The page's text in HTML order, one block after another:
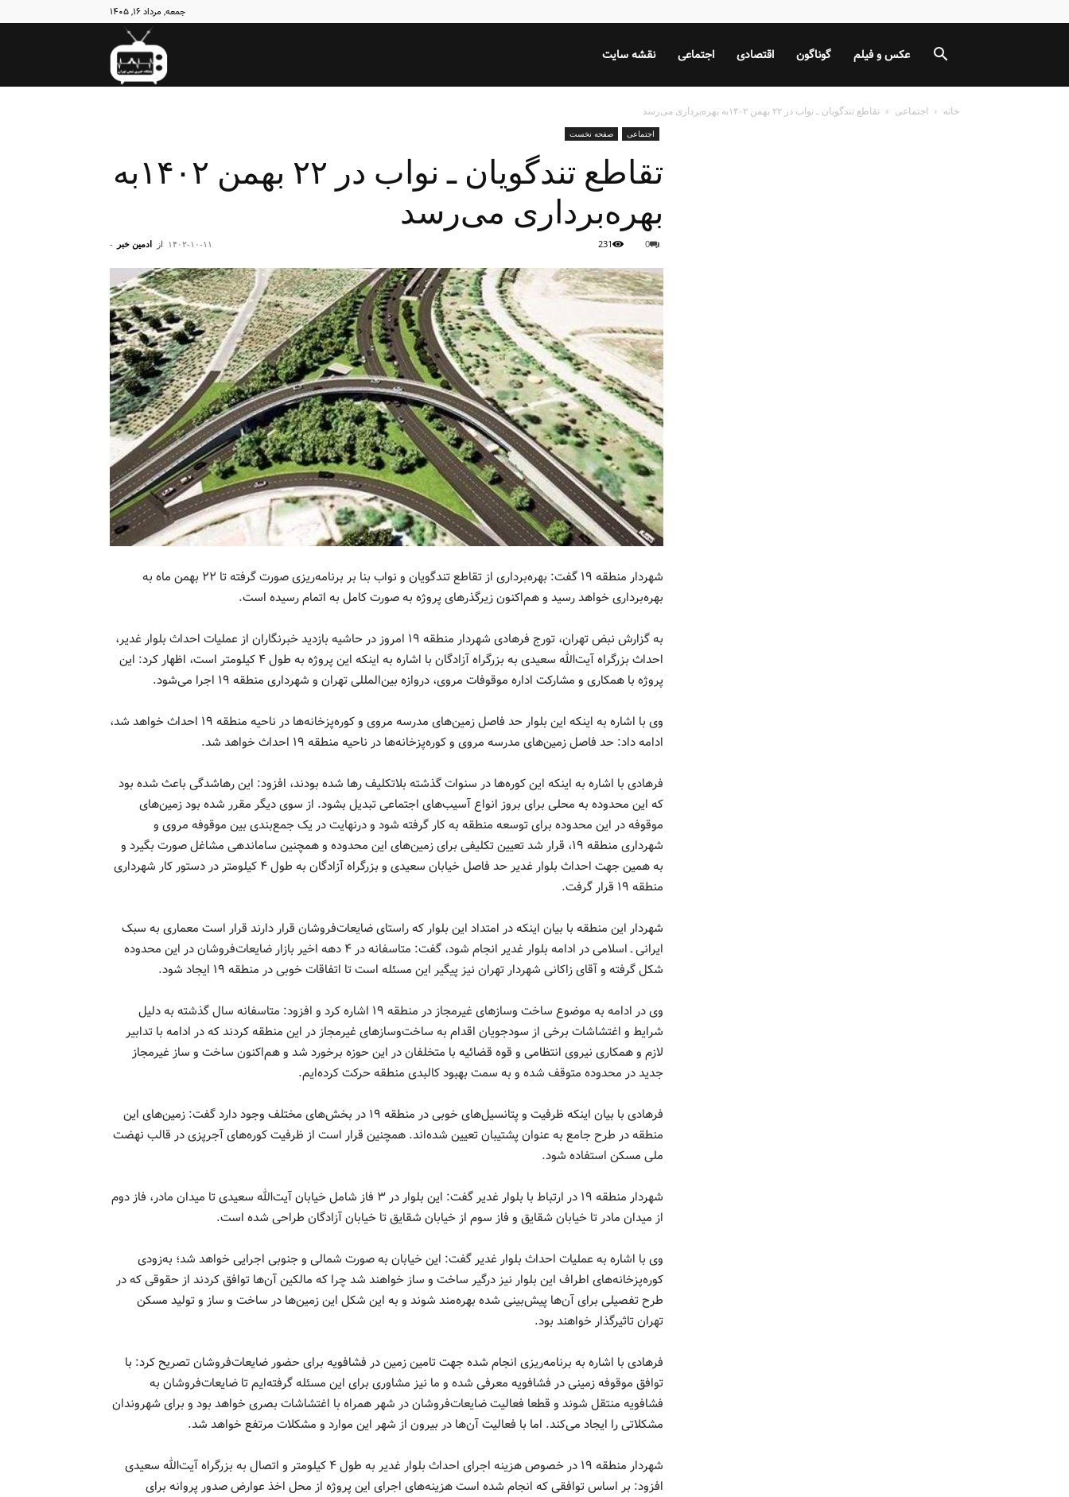
جمعه, مرداد ۱۶, ۱۴۰۵
نبض نقشه سایت اجتماعی اقتصادی گوناگون عکس و فیلم
خانه اجتماعی تقاطع تندگویان ـ نواب در ۲۲ بهمن ۱۴۰۲به بهره‌برداری می‌رسد
اجتماعی صفحه نخست
تقاطع تندگویان ـ نواب در ۲۲ بهمن ۱۴۰۲به
بهره‌برداری می‌رسد
از ادمین خبر - ۱۴۰۲-۱۰-۱۱ 0
231
شهردار منطقه ۱۹ گفت: بهره‌برداری از تقاطع تندگویان و نواب بنا بر برنامه‌ریزی صورت گرفته تا ۲۲ بهمن ماه به
بهره‌برداری خواهد رسید و هم‌اکنون زیرگذر‌های پروژه به صورت کامل به اتمام رسیده است.
به گزارش نبض تهران، تورج فرهادی شهردار منطقه ۱۹ امروز در حاشیه بازدید خبرنگاران از عملیات احداث بلوار غدیر،
احداث بزرگراه آیت‌الله سعیدی به بزرگراه آزادگان با اشاره به اینکه این پروژه به طول ۴ کیلومتر است، اظهار کرد: این
پروژه با همکاری و مشارکت اداره موقوفات مروی، دروازه بین‌المللی تهران و شهرداری منطقه ۱۹ اجرا می‌شود.
وی با اشاره به اینکه این بلوار حد فاصل زمین‌های مدرسه مروی و کوره‌پزخانه‌ها در ناحیه منطقه ۱۹ احداث خواهد شد،
ادامه داد: حد فاصل زمین‌های مدرسه مروی و کوره‌پزخانه‌ها در ناحیه منطقه ۱۹ احداث خواهد شد.
فرهادی با اشاره به اینکه این کوره‌ها در سنوات گذشته بلاتکلیف رها شده بودند، افزود: این رهاشدگی باعث شده بود
که این محدوده به محلی برای بروز انواع آسیب‌های اجتماعی تبدیل بشود. از سوی دیگر مقرر شده بود زمین‌های
موقوفه در این محدوده برای توسعه منطقه به‌ کار گرفته شود و درنهایت در یک جمع‌بندی بین موقوفه مروی و
شهرداری منطقه ۱۹، قرار شد تعیین تکلیفی برای زمین‌های این محدوده و همچنین ساماندهی مشاغل صورت بگیرد و
به همین جهت احداث بلوار غدیر حد فاصل خیابان سعیدی و بزرگراه آزادگان به طول ۴ کیلومتر در دستور کار شهرداری
منطقه ۱۹ قرار گرفت.
شهردار این منطقه با بیان اینکه در امتداد این بلوار که راستای ضایعات‌فروشان قرار دارند قرار است معماری به سبک
ایرانی ـ اسلامی در ادامه بلوار غدیر انجام شود، گفت: متاسفانه در ۴ دهه اخیر بازار ضایعات‌فروشان در این محدوده
شکل گرفته و آقای زاکانی شهردار تهران نیز پیگیر این مسئله است تا اتفاقات خوبی در منطقه ۱۹ ایجاد شود.
وی در ادامه به موضوع ساخت وساز‌های غیرمجاز در منطقه ۱۹ اشاره کرد و افزود‌: متاسفانه سال گذشته به دلیل
شرایط و اغتشاشات برخی از سودجویان اقدام به ساخت‌وساز‌های غیرمجاز در این منطقه کردند که در ادامه با تدابیر
لازم و همکاری نیروی انتظامی و قوه قضائیه با متخلفان در این حوزه برخورد شد و هم‌اکنون ساخت و ساز غیرمجاز
جدید در محدوده متوقف شده و به سمت بهبود کالبدی منطقه حرکت کرده‌ایم.
فرهادی با بیان اینکه ظرفیت و پتانسیل‌های خوبی در منطقه ۱۹ در بخش‌های مختلف وجود دارد گفت: زمین‌های این
منطقه در طرح جامع به عنوان پشتیبان تعیین شده‌اند. همچنین قرار است از ظرفیت کوره‌های آجرپزی در قالب نهضت
ملی مسکن استفاده شود.
شهردار منطقه ۱۹ در ارتباط با بلوار غدیر گفت: این بلوار در ۳ فاز شامل خیابان آیت‌الله سعیدی تا میدان مادر، فاز دوم
از میدان مادر تا خیابان شقایق و فاز سوم از خیابان شقایق تا خیابان آزادگان طراحی شده است.
وی با اشاره به عملیات احداث بلوار غدیر گفت: این خیابان به صورت شمالی و جنوبی اجرایی خواهد شد؛ به‌زودی
کوره‌پزخانه‌های اطراف این بلوار نیز درگیر ساخت و ساز خواهند شد چرا که مالکین آن‌ها توافق کردند از حقوقی که در
طرح تفصیلی برای آن‌ها پیش‌بینی شده بهره‌مند شوند و به این شکل این زمین‌ها در ساخت و ساز و تولید مسکن
تهران تاثیرگذار خواهند بود.
فرهادی با اشاره به برنامه‌ریزی انجام شده جهت تامین زمین در فشافویه برای حضور ضایعات‌فروشان تصریح کرد: با
توافق موقوفه زمینی در فشافویه معرفی شده و ما نیز مشاوری برای این مسئله گرفته‌ایم تا ضایعات‌فروشان به
فشافویه منتقل شوند و قطعا فعالیت ضایعات‌فروشان در شهر همراه با اغتشاشات بصری خواهد بود و برای شهروندان
مشکلاتی را ایجاد می‌کند. اما با فعالیت آن‌ها در بیرون از شهر این موارد و مشکلات مرتفع خواهد شد.
شهردار منطقه ۱۹ در خصوص هزینه اجرای احداث بلوار غدیر به طول ۴ کیلومتر و اتصال به بزرگراه آیت‌الله سعیدی
افزود: بر اساس توافقی که انجام شده است هزینه‌های اجرای این پروژه از محل اخذ عوارض صدور پروانه برای